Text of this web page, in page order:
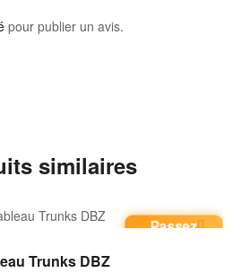
pour publier un avis.
similaires
Passez
AU PANIER
Trunks DBZ